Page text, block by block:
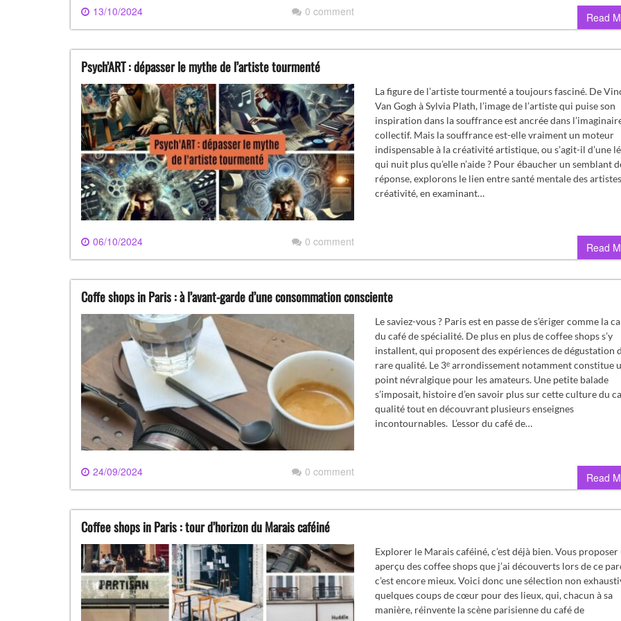
13/10/2024 0 comment Read
Psych’ART : dépasser le mythe de l’artiste tourmenté
06/10/2024 0 comment
La figure de l’artiste tourmenté a toujours fasciné. De
Van Gogh à Sylvia Plath, l’image de l’artiste qui puise son
inspiration dans la souffrance est ancrée dans
collectif. Mais la souffrance est-elle vraiment un moteur
indispensable à la créativité artistique, ou s’agit-il d’une
qui nuit plus qu’elle n’aide ? Pour ébaucher un semblant
réponse, explorons le lien entre santé mentale des
créativité, en examinant…
Read
Coffe shops in Paris : à l’avant-garde d’une consommation consciente
24/09/2024 0 comment
Le saviez-vous ? Paris est en passe de s’ériger comme la
du café de spécialité. De plus en plus de coffee shops s’y
installent, qui proposent des expériences de dégustation
rare qualité. Le 3ᵉ arrondissement notamment constitue
point névralgique pour les amateurs. Une petite balade
s’imposait, histoire d’en savoir plus sur cette culture du
qualité tout en découvrant plusieurs enseignes
incontournables. L’essor du café de…
Read
Coffee shops in Paris : tour d’horizon du Marais caféiné
Explorer le Marais caféiné, c’est déjà bien. Vous proposer
aperçu des coffee shops que j’ai découverts lors de ce
c’est encore mieux. Voici donc une sélection non
quelques coups de cœur pour des lieux, qui, chacun à sa
manière, réinvente la scène parisienne du café de